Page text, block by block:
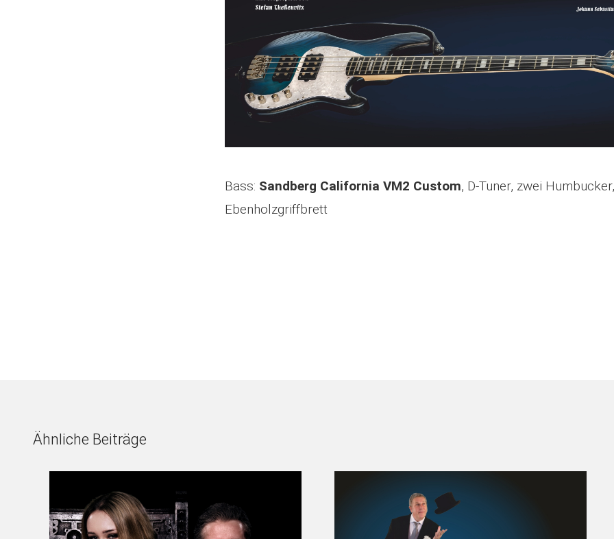
Bass: Sandberg California VM2 Custom, D-Tuner, zwei Humbucker,
Ebenholzgriffbrett
Ähnliche Beiträge